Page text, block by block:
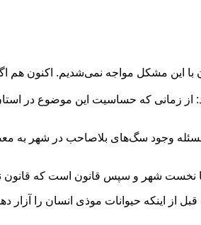
این مشکل مواجه نمی‌شدیم. اکنون هم
شهر اهواز برگزار شد، اظهار کرد: از زمانی که حساسیت
مسئله وجود سگ‌های بلاصاحب در شهر به
نخست شهر و سپس قانون است که
اینکه حیوانات موذی انسان را آزار دهند